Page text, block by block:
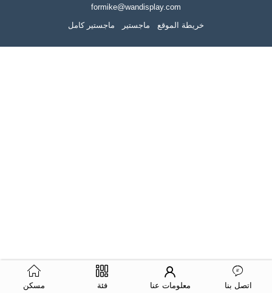
formike@wandisplay.com
خريطة الموقع
ماجستير ماجستير كامل
مسكن فئة معلومات عنا اتصل بنا